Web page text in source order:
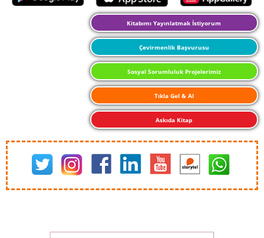
Kitabımı Yayınlatmak İstiyorum
Çevirmenlik Başvurusu
Sosyal Sorumluluk Projelerimiz
Tıkla Gel & Al
Askıda Kitap